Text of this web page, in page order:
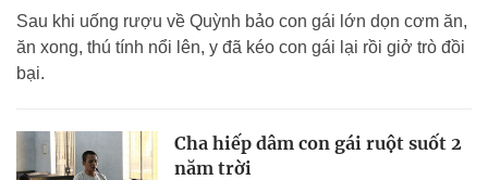
Sau khi uống rượu về Quỳnh bảo con gái lớn dọn cơm ăn,
ăn xong, thú tính nổi lên, y đã kéo con gái lại rồi giở trò đồi
bại.
Cha hiếp dâm con gái ruột suốt 2
năm trời